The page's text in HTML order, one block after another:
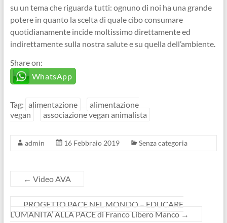
su un tema che riguarda tutti: ognuno di noi ha una grande
potere in quanto la scelta di quale cibo consumare
quotidianamente incide moltissimo direttamente ed
indirettamente sulla nostra salute e su quella dell’ambiente.
Share on:
WhatsApp
Tag: alimentazione
alimentazione
vegan
associazione vegan animalista
admin 16 Febbraio 2019 Senza categoria
← Video AVA
PROGETTO PACE NEL MONDO – EDUCARE
L’UMANITA’ ALLA PACE di Franco Libero Manco →